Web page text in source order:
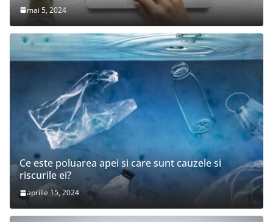
mai 5, 2024
Ce este poluarea apei si care sunt cauzele si
riscurile ei?
aprilie 15, 2024